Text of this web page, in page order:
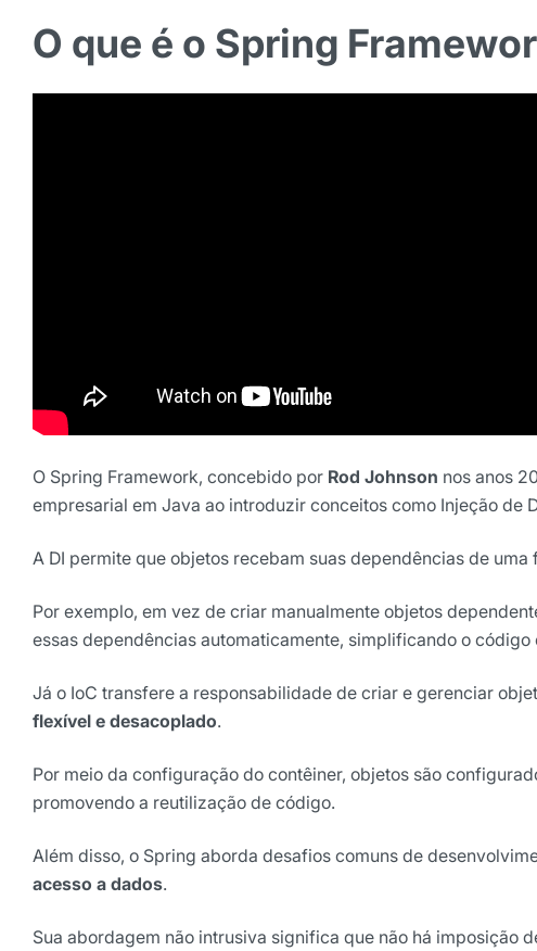
O que é o Spring
O Spring Framework, concebido por Rod Johnson nos anos
empresarial em Java ao introduzir conceitos como Injeção de
A DI permite que objetos recebam suas dependências de
Por exemplo, em vez de criar manualmente objetos
essas dependências automaticamente, simplificando o código
Já o IoC transfere a responsabilidade de criar e gerenciar
flexível e desacoplado.
Por meio da configuração do contêiner, objetos são
promovendo a reutilização de código.
Além disso, o Spring aborda desafios comuns de
acesso a dados.
Sua abordagem não intrusiva significa que não há imposição
digital que valem a leitura.
Nome